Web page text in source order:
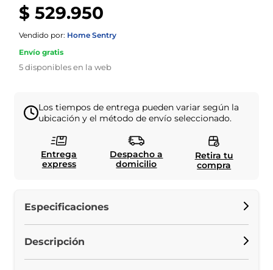
$ 529.950
Vendido por: Home Sentry
Envío gratis
5disponibles en la web
Los tiempos de entrega pueden variar según la
ubicación y el método de envío seleccionado.
Entrega
express
Despacho a
domicilio
Retira tu
compra
Especificaciones
Descripción